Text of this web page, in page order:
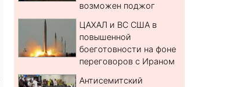
возможен поджог
ЦАХАЛ и ВС США в
повышенной
боеготовности на фоне
переговоров с Ираном
Антисемитский